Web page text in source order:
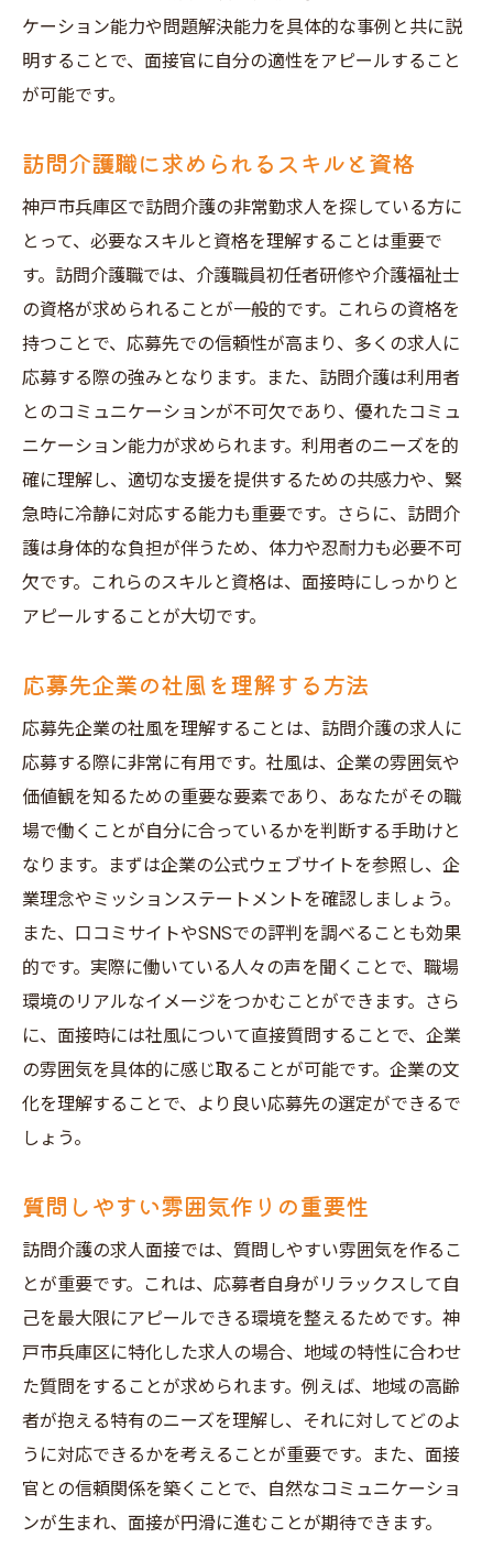
ケーション能力や問題解決能力を具体的な事例と共に説
明することで、面接官に自分の適性をアピールすること
が可能です。
訪問介護職に求められるスキルと資格
神戸市兵庫区で訪問介護の非常勤求人を探している方に
とって、必要なスキルと資格を理解することは重要で
す。訪問介護職では、介護職員初任者研修や介護福祉士
の資格が求められることが一般的です。これらの資格を
持つことで、応募先での信頼性が高まり、多くの求人に
応募する際の強みとなります。また、訪問介護は利用者
とのコミュニケーションが不可欠であり、優れたコミュ
ニケーション能力が求められます。利用者のニーズを的
確に理解し、適切な支援を提供するための共感力や、緊
急時に冷静に対応する能力も重要です。さらに、訪問介
護は身体的な負担が伴うため、体力や忍耐力も必要不可
欠です。これらのスキルと資格は、面接時にしっかりと
アピールすることが大切です。
応募先企業の社風を理解する方法
応募先企業の社風を理解することは、訪問介護の求人に
応募する際に非常に有用です。社風は、企業の雰囲気や
価値観を知るための重要な要素であり、あなたがその職
場で働くことが自分に合っているかを判断する手助けと
なります。まずは企業の公式ウェブサイトを参照し、企
業理念やミッションステートメントを確認しましょう。
また、口コミサイトやSNSでの評判を調べることも効果
的です。実際に働いている人々の声を聞くことで、職場
環境のリアルなイメージをつかむことができます。さら
に、面接時には社風について直接質問することで、企業
の雰囲気を具体的に感じ取ることが可能です。企業の文
化を理解することで、より良い応募先の選定ができるで
しょう。
質問しやすい雰囲気作りの重要性
訪問介護の求人面接では、質問しやすい雰囲気を作るこ
とが重要です。これは、応募者自身がリラックスして自
己を最大限にアピールできる環境を整えるためです。神
戸市兵庫区に特化した求人の場合、地域の特性に合わせ
た質問をすることが求められます。例えば、地域の高齢
者が抱える特有のニーズを理解し、それに対してどのよ
うに対応できるかを考えることが重要です。また、面接
官との信頼関係を築くことで、自然なコミュニケーショ
ンが生まれ、面接が円滑に進むことが期待できます。